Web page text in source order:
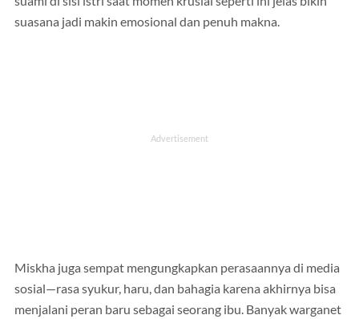
suasana jadi makin emosional dan penuh makna.
Miskha juga sempat mengungkapkan perasaannya di media
sosial—rasa syukur, haru, dan bahagia karena akhirnya bisa
menjalani peran baru sebagai seorang ibu. Banyak warganet